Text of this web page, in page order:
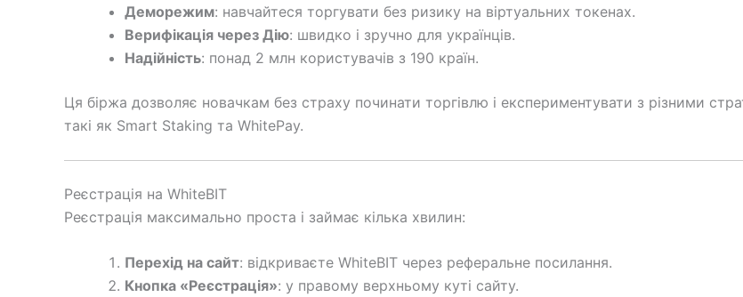
Деморежим: навчайтеся торгувати без ризику на віртуальних токенах.
Верифікація через Дію: швидко і зручно для українців.
Надійність: понад 2 млн користувачів з 190 країн.
Ця біржа дозволяє новачкам без страху починати торгівлю і експериментувати з різними
такі як Smart Staking та WhitePay.
Реєстрація на WhiteBIT
Реєстрація максимально проста і займає кілька хвилин:
Перехід на сайт: відкриваєте WhiteBIT через реферальне посилання.
Кнопка «Реєстрація»: у правому верхньому куті сайту.